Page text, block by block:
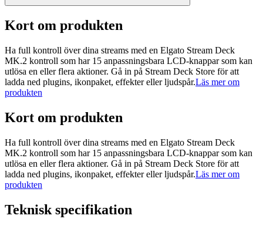
Kort om produkten
Ha full kontroll över dina streams med en Elgato Stream Deck
MK.2 kontroll som har 15 anpassningsbara LCD-knappar som kan
utlösa en eller flera aktioner. Gå in på Stream Deck Store för att
ladda ned plugins, ikonpaket, effekter eller ljudspår.Läs mer om
produkten
Kort om produkten
Ha full kontroll över dina streams med en Elgato Stream Deck
MK.2 kontroll som har 15 anpassningsbara LCD-knappar som kan
utlösa en eller flera aktioner. Gå in på Stream Deck Store för att
ladda ned plugins, ikonpaket, effekter eller ljudspår.Läs mer om
produkten
Teknisk specifikation